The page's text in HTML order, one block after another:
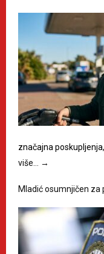
značajna
više…
→
Mladić osumnjičen za